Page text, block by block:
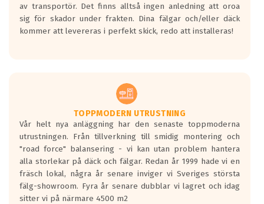
av transportör. Det finns alltså ingen anledning att oroa
sig för skador under frakten. Dina fälgar och/eller däck
kommer att levereras i perfekt skick, redo att installeras!
TOPPMODERN UTRUSTNING
Vår helt nya anläggning har den senaste toppmoderna
utrustningen. Från tillverkning till smidig montering och
"road force" balansering - vi kan utan problem hantera
alla storlekar på däck och fälgar. Redan år 1999 hade vi en
fräsch lokal, några år senare inviger vi Sveriges största
fälg-showroom. Fyra år senare dubblar vi lagret och idag
sitter vi på närmare 4500 m2